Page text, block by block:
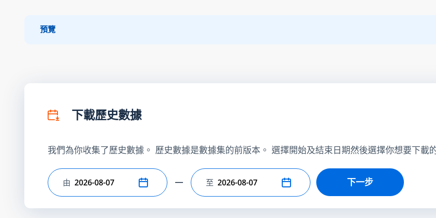
預覽
下載歷史數據
我們為你收集了歷史數據。 歷史數據是數據集的前版本。 選擇開始及結束日期然後選擇你想要下載
選擇開始日期
由 選擇結束日期
至 下一步